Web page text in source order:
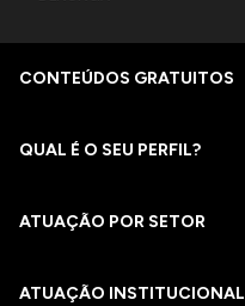
CONTEÚDOS GRATUITOS
QUAL É O SEU PERFIL?
ATUAÇÃO POR SETOR
ATUAÇÃO INSTITUCIONAL